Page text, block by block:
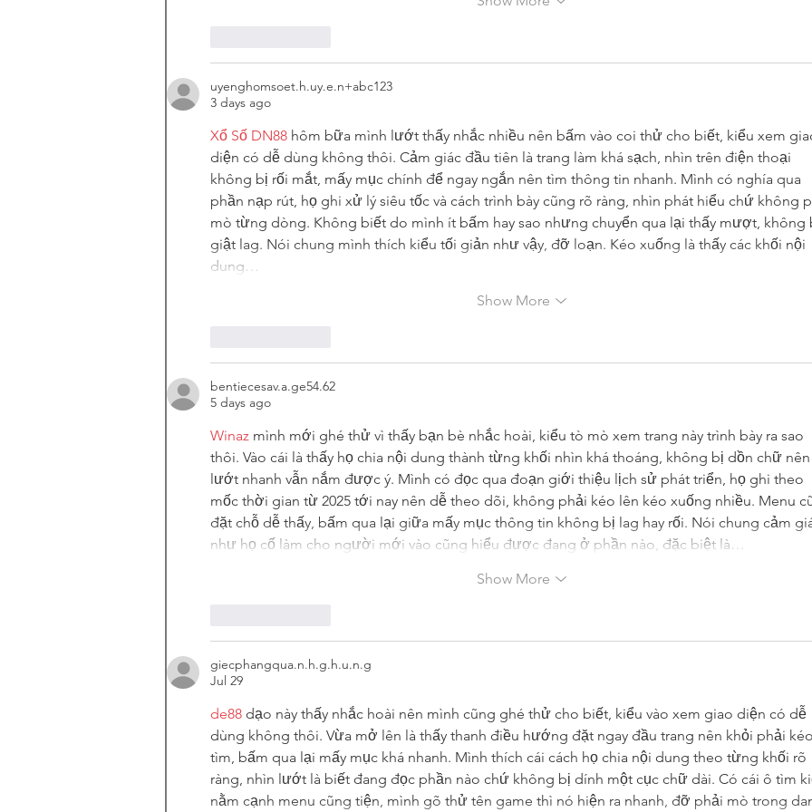
uyenghomsoet.h.uy.e.n+abc123
3 days ago
Xổ Số DN88 hôm bữa mình lướt thấy nhắc nhiều nên bấm vào coi thử cho biết, kiểu xem
diện có dễ dùng không thôi. Cảm giác đầu tiên là trang làm khá sạch, nhìn trên điện thoại
không bị rối mắt, mấy mục chính để ngay ngắn nên tìm thông tin nhanh. Mình có nghía qua
phần nạp rút, họ ghi xử lý siêu tốc và cách trình bày cũng rõ ràng, nhìn phát hiểu chứ không
mò từng dòng. Không biết do mình ít bấm hay sao nhưng chuyển qua lại thấy mượt, không
giật lag. Nói chung mình thích kiểu tối giản như vậy, đỡ loạn. Kéo xuống là thấy các khối nội
dung…
Show More
bentiecesav.a.ge54.62
5 days ago
Winaz mình mới ghé thử vì thấy bạn bè nhắc hoài, kiểu tò mò xem trang này trình bày ra sao
thôi. Vào cái là thấy họ chia nội dung thành từng khối nhìn khá thoáng, không bị dồn chữ nên
lướt nhanh vẫn nắm được ý. Mình có đọc qua đoạn giới thiệu lịch sử phát triển, họ ghi theo
mốc thời gian từ 2025 tới nay nên dễ theo dõi, không phải kéo lên kéo xuống nhiều. Menu
đặt chỗ dễ thấy, bấm qua lại giữa mấy mục thông tin không bị lag hay rối. Nói chung cảm
như họ cố làm cho người mới vào cũng hiểu được đang ở phần nào, đặc biệt là…
Show More
giecphangqua.n.h.g.h.u.n.g
Jul 29
de88 dạo này thấy nhắc hoài nên mình cũng ghé thử cho biết, kiểu vào xem giao diện có dễ
dùng không thôi. Vừa mở lên là thấy thanh điều hướng đặt ngay đầu trang nên khỏi phải kéo
tìm, bấm qua lại mấy mục khá nhanh. Mình thích cái cách họ chia nội dung theo từng khối rõ
ràng, nhìn lướt là biết đang đọc phần nào chứ không bị dính một cục chữ dài. Có cái ô tìm
nằm cạnh menu cũng tiện, mình gõ thử tên game thì nó hiện ra nhanh, đỡ phải mò trong